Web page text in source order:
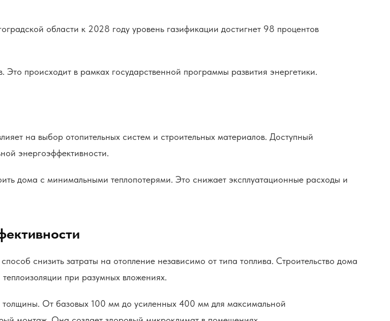
области к 2028 году уровень газификации достигнет 98 процентов
происходит в рамках государственной программы развития энергетики.
на выбор отопительных систем и строительных материалов. Доступный
энергоэффективности.
дома с минимальными теплопотерями. Это снижает эксплуатационные расходы и
снизить затраты на отопление независимо от типа топлива. Строительство дома
при разумных вложениях.
От базовых 100 мм до усиленных 400 мм для максимальной